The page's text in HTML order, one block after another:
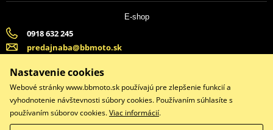
E-shop
0918 632 245
predajnaba@bbmoto.sk
(Po-Pi 9:00-18:00, So-9:00-15:00)
Facebook
Nastavenie cookies
Webové stránky www.bbmoto.sk používajú pre zlepšenie funkcií a
vyhodnotenie návštevnosti súbory cookies. Používaním súhlasíte s
používaním súborov cookies.Viac informácií.